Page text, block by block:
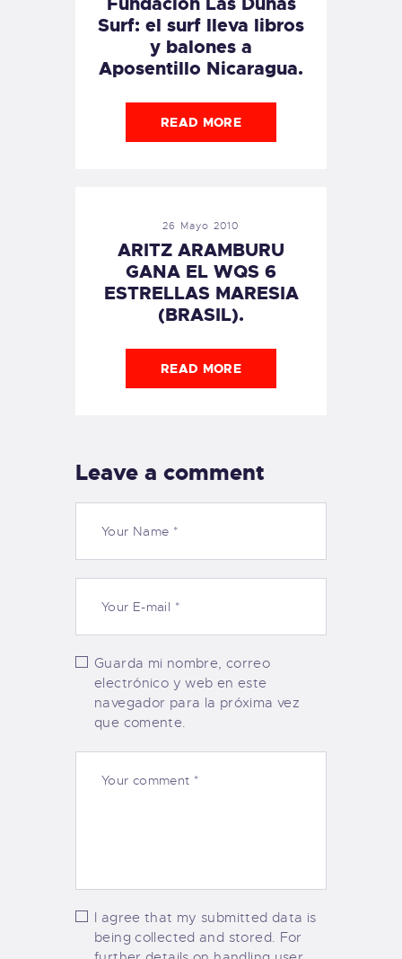
Surf: el surf lleva libros
y balones a
Aposentillo Nicaragua.
READ MORE
26 Mayo 2010
ARITZ ARAMBURU
GANA EL WQS 6
ESTRELLAS MARESIA
(BRASIL).
READ MORE
Leave a comment
Guarda mi nombre, correo
electrónico y web en este
navegador para la próxima vez
que comente.
I agree that my submitted data is
being collected and stored. For